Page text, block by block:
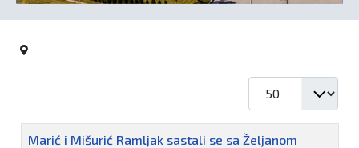
Naziv
Marić i Mišurić Ramljak sastali se sa Željanom